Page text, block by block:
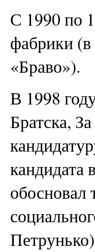
С 1990 по
фабрики
«Браво»).
В 1998
Братска,
кандидата
обосновал